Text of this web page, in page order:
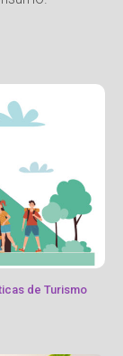
de Turismo